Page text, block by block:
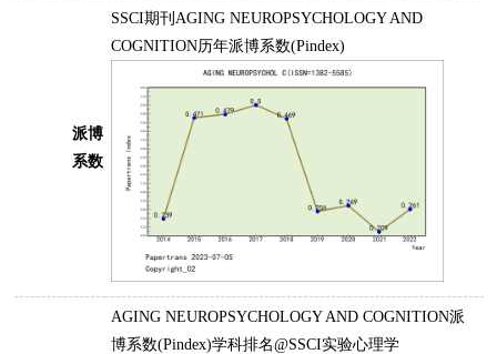
派博
系数
SSCI期刊AGING NEUROPSYCHOLOGY AND
COGNITION历年派博系数(Pindex)
AGING NEUROPSYCHOLOGY AND COGNITION派
博系数(Pindex)学科排名@SSCI实验心理学